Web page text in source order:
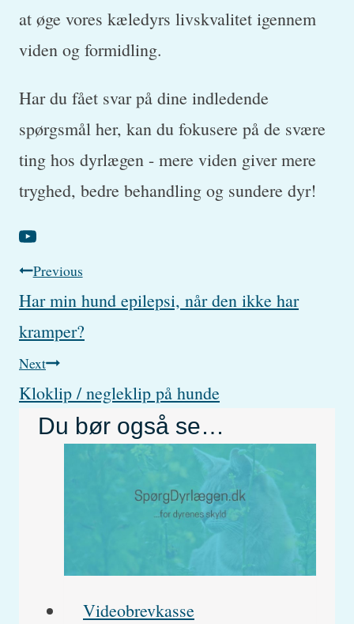
at øge vores kæledyrs livskvalitet igennem
viden og formidling.
Har du fået svar på dine indledende
spørgsmål her, kan du fokusere på de svære
ting hos dyrlægen - mere viden giver mere
tryghed, bedre behandling og sundere dyr!
Post
navigation
Previous
Har min hund epilepsi, når den ikke har
kramper?
Next
Kloklip / negleklip på hunde
Du bør også se…
Videobrevkasse